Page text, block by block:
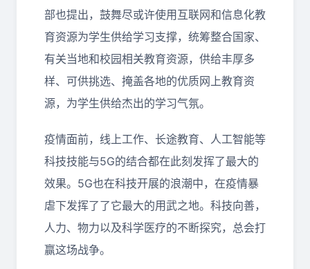
部也提出，鼓舞尽或许使用互联网和信息化教
育资源为学生供给学习支撑，统筹整合国家、
有关当地和校园相关教育资源，供给丰厚多
样、可供挑选、掩盖各地的优质网上教育资
源，为学生供给杰出的学习气氛。
疫情面前，线上工作、长途教育、人工智能等
科技技能与5G的结合都在此刻发挥了最大的
效果。5G也在科技开展的浪潮中，在疫情暴
虐下发挥了了它最大的用武之地。科技向善，
人力、物力以及科学医疗的不断探究，总会打
赢这场战争。